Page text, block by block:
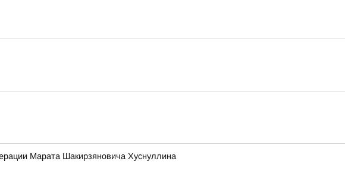
Марата Шакирзяновича Хуснуллина